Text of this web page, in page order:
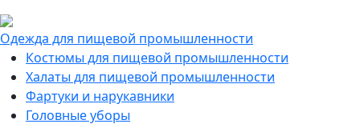
Одежда для пищевой промышленности
Костюмы для пищевой промышленности
Халаты для пищевой промышленности
Фартуки и нарукавники
Головные уборы